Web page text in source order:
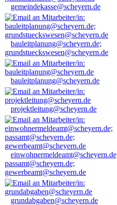
gemeindekasse@scheyern.de
bauleitplanung@scheyern.de;
grundstueckswesen@scheyern.de
bauleitplanung@scheyern.de
projektleitung@scheyern.de
passamt@scheyern.de;
gewerbeamt@scheyern.de
grundabgaben@scheyern.de